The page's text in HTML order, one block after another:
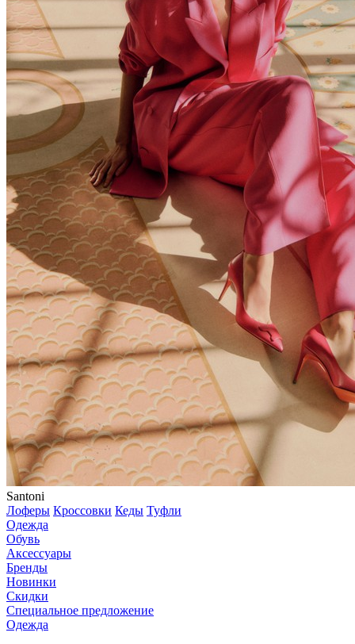
Santoni
Лоферы Кроссовки Кеды Туфли
Одежда
Обувь
Аксессуары
Бренды
Новинки
Скидки
Специальное предложение
Одежда